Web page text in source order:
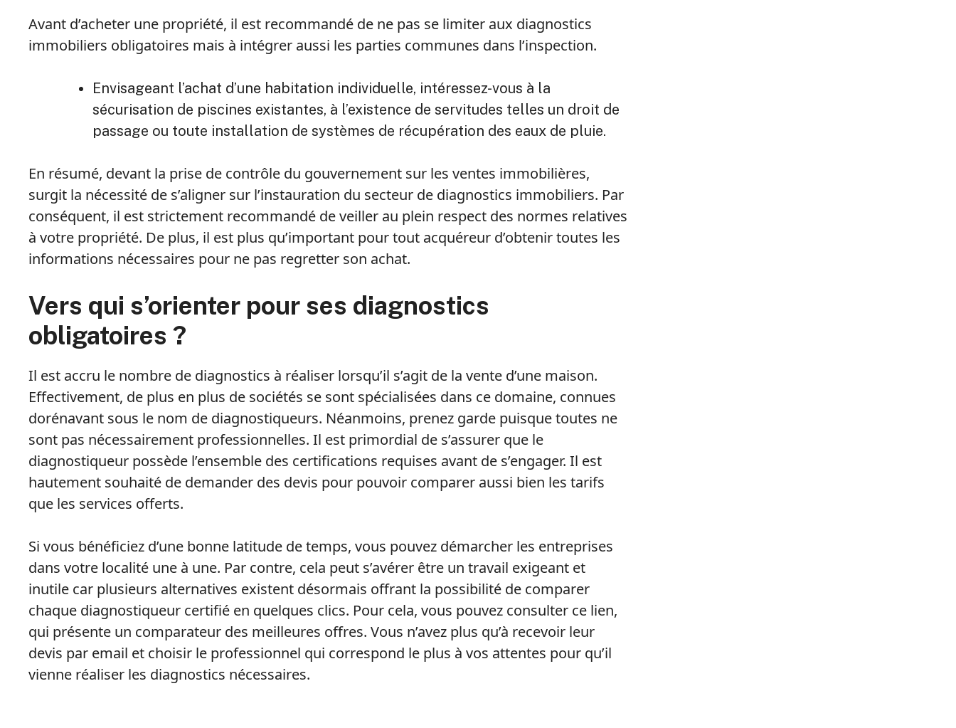
Avant d’acheter une propriété, il est recommandé de ne pas se limiter aux diagnostics
immobiliers obligatoires mais à intégrer aussi les parties communes dans l’inspection.
Envisageant l’achat d’une habitation individuelle, intéressez-vous à la
sécurisation de piscines existantes, à l’existence de servitudes telles un droit de
passage ou toute installation de systèmes de récupération des eaux de pluie.
En résumé, devant la prise de contrôle du gouvernement sur les ventes immobilières,
surgit la nécessité de s’aligner sur l’instauration du secteur de diagnostics immobiliers. Par
conséquent, il est strictement recommandé de veiller au plein respect des normes relatives
à votre propriété. De plus, il est plus qu’important pour tout acquéreur d’obtenir toutes les
informations nécessaires pour ne pas regretter son achat.
Vers qui s’orienter pour ses diagnostics
obligatoires ?
Il est accru le nombre de diagnostics à réaliser lorsqu’il s’agit de la vente d’une maison.
Effectivement, de plus en plus de sociétés se sont spécialisées dans ce domaine, connues
dorénavant sous le nom de diagnostiqueurs. Néanmoins, prenez garde puisque toutes ne
sont pas nécessairement professionnelles. Il est primordial de s’assurer que le
diagnostiqueur possède l’ensemble des certifications requises avant de s’engager. Il est
hautement souhaité de demander des devis pour pouvoir comparer aussi bien les tarifs
que les services offerts.
Si vous bénéficiez d’une bonne latitude de temps, vous pouvez démarcher les entreprises
dans votre localité une à une. Par contre, cela peut s’avérer être un travail exigeant et
inutile car plusieurs alternatives existent désormais offrant la possibilité de comparer
chaque diagnostiqueur certifié en quelques clics. Pour cela, vous pouvez consulter ce lien,
qui présente un comparateur des meilleures offres. Vous n’avez plus qu’à recevoir leur
devis par email et choisir le professionnel qui correspond le plus à vos attentes pour qu’il
vienne réaliser les diagnostics nécessaires.